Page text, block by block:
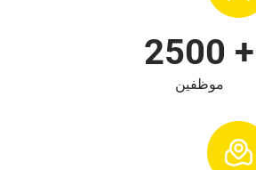
+ 2500
موظفين